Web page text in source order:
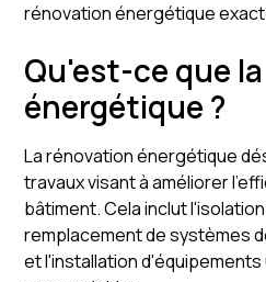
rénovation énergétique
Qu'est-ce que
énergétique ?
La rénovation énergétique
travaux visant à améliorer
bâtiment. Cela inclut
remplacement de systèmes
et l'installation